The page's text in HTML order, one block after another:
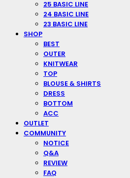
25 BASIC LINE
24 BASIC LINE
23 BASIC LINE
SHOP
BEST
OUTER
KNITWEAR
TOP
BLOUSE & SHIRTS
DRESS
BOTTOM
ACC
OUTLET
COMMUNITY
NOTICE
Q&A
REVIEW
FAQ